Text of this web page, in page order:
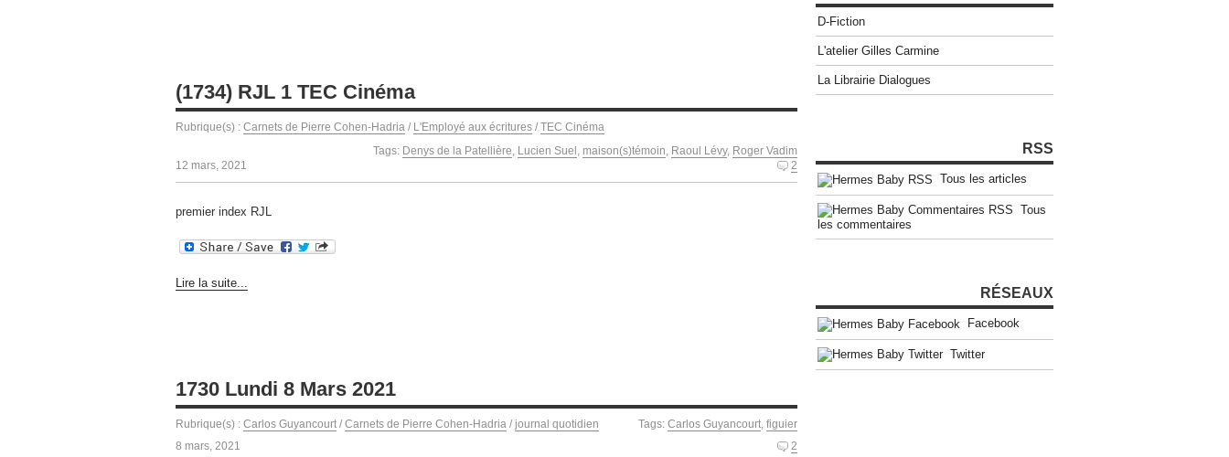
(1734) RJL 1 TEC Cinéma
Rubrique(s) : Carnets de Pierre Cohen-Hadria / L'Employé aux écritures / TEC Cinéma
Tags: Denys de la Patellière, Lucien Suel , maison(s)témoin, Raoul Lévy, Roger Vadim
12 mars, 2021
2
premier index RJL
Lire la suite...
1730 Lundi 8 Mars 2021
Rubrique(s) : Carlos Guyancourt / Carnets de Pierre Cohen-Hadria / journal quotidien Tags: Carlos Guyancourt, figuier
8 mars, 2021
2
D-Fiction
L'atelier Gilles Carmine
La Librairie Dialogues
RSS
Tous les articles
Tous
les commentaires
RÉSEAUX
Facebook
Twitter